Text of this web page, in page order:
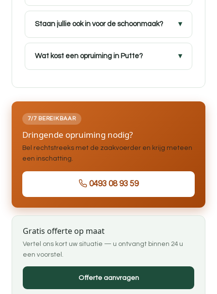
Staan jullie ook in voor de schoonmaak?
Wat kost een opruiming in Putte?
7/7 BEREIKBAAR
Dringende opruiming nodig?
Bel rechtstreeks met de zaakvoerder en krijg meteen
een inschatting.
0493 08 93 59
Gratis offerte op maat
Vertel ons kort uw situatie — u ontvangt binnen 24 u
een voorstel.
Offerte aanvragen